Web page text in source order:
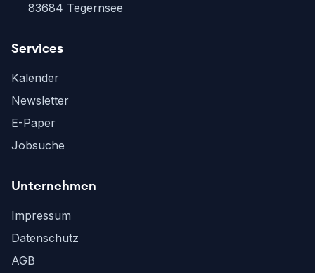
83684 Tegernsee
Services
Kalender
Newsletter
E-Paper
Jobsuche
Unternehmen
Impressum
Datenschutz
AGB